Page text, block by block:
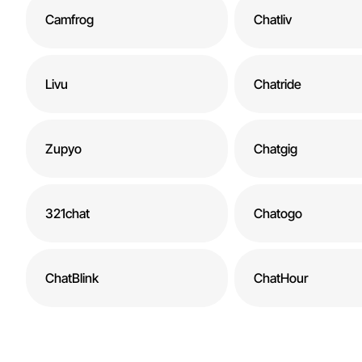
Camfrog Chatliv
Livu Chatride
Zupyo Chatgig
321chat Chatogo
ChatBlink ChatHour